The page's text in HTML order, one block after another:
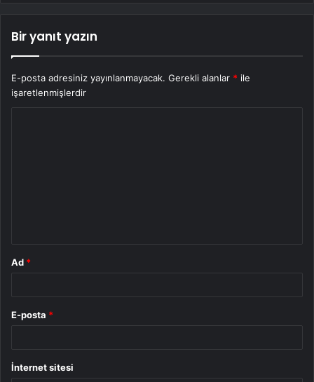
Bir yanıt yazın
E-posta adresiniz yayınlanmayacak. Gerekli alanlar * ile
işaretlenmişlerdir
Ad *
E-posta *
İnternet sitesi